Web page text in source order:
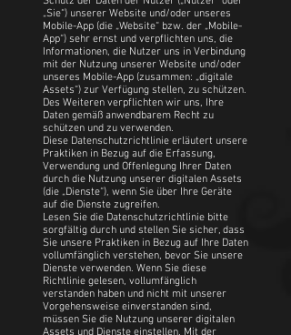
„Sie“) unserer Website und/oder unseres
Mobile-App (die „Website“ bzw. der „Mobile-
App“) sehr ernst und verpflichten uns, die
Informationen, die Nutzer uns in Verbindung
mit der Nutzung unserer Website und/oder
unseres Mobile-App (zusammen: „digitale
Assets“) zur Verfügung stellen, zu schützen.
Des Weiteren verpflichten wir uns, Ihre
Daten gemäß anwendbarem Recht zu
schützen und zu verwenden.
Diese Datenschutzrichtlinie erläutert unsere
Praktiken in Bezug auf die Erfassung,
Verwendung und Offenlegung Ihrer Daten
durch die Nutzung unserer digitalen Assets
(die „Dienste“), wenn Sie über Ihre Geräte
auf die Dienste zugreifen.
Lesen Sie die Datenschutzrichtlinie bitte
sorgfältig durch und stellen Sie sicher, dass
Sie unsere Praktiken in Bezug auf Ihre Daten
vollumfänglich verstehen, bevor Sie unsere
Dienste verwenden. Wenn Sie diese
Richtlinie gelesen, vollumfänglich
verstanden haben und nicht mit unserer
Vorgehensweise einverstanden sind,
müssen Sie die Nutzung unserer digitalen